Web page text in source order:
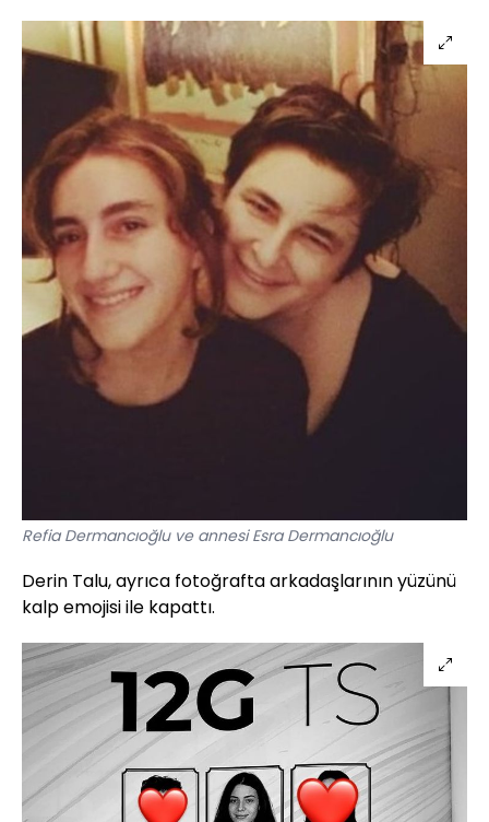
Refia Dermancıoğlu ve annesi Esra Dermancıoğlu
Derin Talu, ayrıca fotoğrafta arkadaşlarının yüzünü
kalp emojisi ile kapattı.